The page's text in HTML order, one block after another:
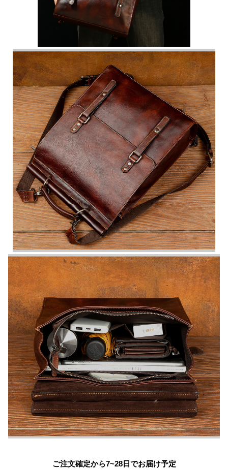
ご注文確定から7~28日でお届け予定